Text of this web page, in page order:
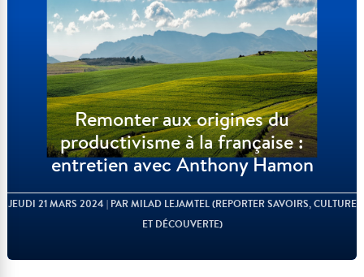
Remonter aux origines du
productivisme à la française :
entretien avec Anthony Hamon
JEUDI 21 MARS 2024 | PAR MILAD LEJAMTEL (REPORTER SAVOIRS, CULTURE
ET DÉCOUVERTE)